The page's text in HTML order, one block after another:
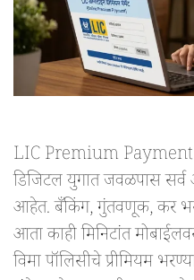
LIC Premium
डिजिटल युगात जवळपास
आहेत. बँकिंग, गुंतवणूक, कर
आता काही मिनिटांत
विमा पॉलिसीचे प्रीमियम